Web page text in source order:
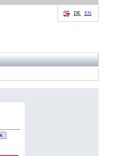
DE EN